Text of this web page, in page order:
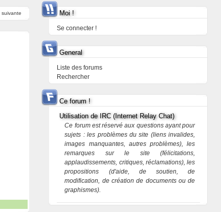
suivante Moi !
Se connecter !
General
Liste des forums
Rechercher
Ce forum !
Utilisation de IRC (Internet Relay Chat)
Ce forum est réservé aux questions ayant pour
sujets : les problèmes du site (liens invalides,
images manquantes, autres problèmes), les
remarques sur le site (félicitations,
applaudissements, critiques, réclamations), les
propositions (d'aide, de soutien, de
modification, de création de documents ou de
graphismes).